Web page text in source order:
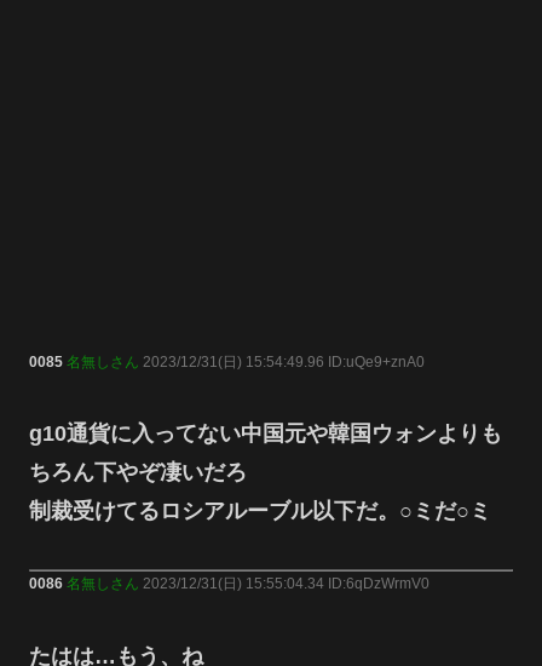
0085 名無しさん 2023/12/31(日) 15:54:49.96 ID:uQe9+znA0
g10通貨に入ってない中国元や韓国ウォンよりも
ちろん下やぞ凄いだろ
制裁受けてるロシアルーブル以下だ。○ミだ○ミ
0086 名無しさん 2023/12/31(日) 15:55:04.34 ID:6qDzWrmV0
たはは…もう、ね